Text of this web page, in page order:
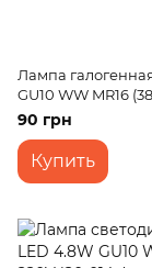
Лампа
GU10 WW MR16
90 грн
Купить